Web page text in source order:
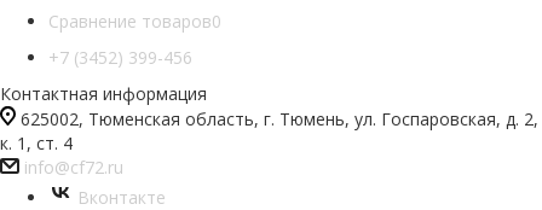
Сравнение товаров0
+7 (3452) 399-456
Контактная информация
625002, Тюменская область, г. Тюмень, ул. Госпаровская, д. 2,
к. 1, ст. 4
info@cf72.ru
Вконтакте